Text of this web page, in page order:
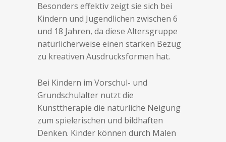
Besonders effektiv zeigt sie sich bei
Kindern und Jugendlichen zwischen 6
und 18 Jahren, da diese Altersgruppe
natürlicherweise einen starken Bezug
zu kreativen Ausdrucksformen hat.
Bei Kindern im Vorschul- und
Grundschulalter nutzt die
Kunsttherapie die natürliche Neigung
zum spielerischen und bildhaften
Denken. Kinder können durch Malen